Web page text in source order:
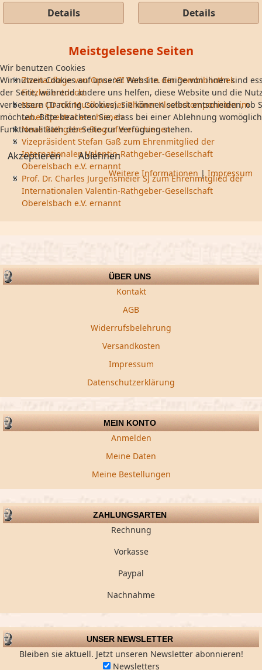
Details Details
Meistgelesene Seiten
Zweitauflage von Opus XII Pars I in der Dombibliothek
Fritzlar entdeckt
Neue CD mit Musik zweier Rhöner Klosterkomponisten im
Label Spektral erschienen
Neue Rathgeber-Biografie erschienen
Vizepräsident Stefan Gaß zum Ehrenmitglied der
Internationalen Valentin-Rathgeber-Gesellschaft
Oberelsbach e.V. ernannt
Prof. Dr. Charles Jurgensmeier SJ zum Ehrenmitglied der
Internationalen Valentin-Rathgeber-Gesellschaft
Oberelsbach e.V. ernannt
ÜBER UNS
Kontakt
AGB
Widerrufsbelehrung
Versandkosten
Impressum
Datenschutzerklärung
MEIN KONTO
Anmelden
Meine Daten
Meine Bestellungen
ZAHLUNGSARTEN
Rechnung
Vorkasse
Paypal
Nachnahme
UNSER NEWSLETTER
Bleiben sie aktuell. Jetzt unseren Newsletter abonnieren!
Newsletters
Wir benutzen Cookies
Wir nutzen Cookies auf unserer Website. Einige von ihnen sind
der Seite, während andere uns helfen, diese Website und die
verbessern (Tracking Cookies). Sie können selbst entscheiden, ob
möchten. Bitte beachten Sie, dass bei einer Ablehnung
Funktionalitäten der Seite zur Verfügung stehen.
Akzeptieren Ablehnen
Weitere Informationen |Impressum